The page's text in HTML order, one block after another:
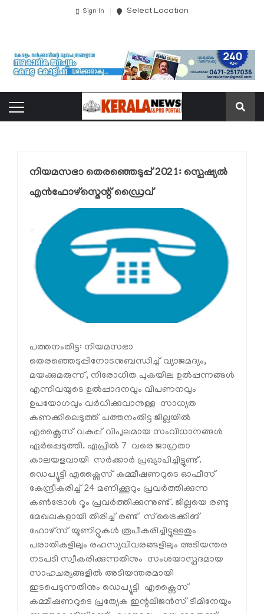
Sign In Select Location
നിയമസഭാ തെരഞ്ഞെടുപ്പ് 2021: സ്പെഷ്യല്‍
എന്‍ഫോഴ്സ്മെന്റ് ഡ്രൈവ്
പത്തനംതിട്ട: നിയമസഭാ
തെരഞ്ഞെടുപ്പിനോടനുബന്ധിച്ച് വ്യാജമദ്യം,
മയക്കുമരുന്ന്, നിരോധിത പുകയില ഉല്‍പ്പന്നങ്ങള്‍
എന്നിവയുടെ ഉല്‍പ്പാദനവും വിപണനവും
ഉപയോഗവും വര്‍ധിക്കുവാനുള്ള സാധ്യത
കണക്കിലെടുത്ത് പത്തനംതിട്ട ജില്ലയില്‍
എക്സൈസ് വകുപ്പ് വിപുലമായ സംവിധാനങ്ങള്‍
ഏര്‍പ്പെടുത്തി. ഏപ്രില്‍ 7 വരെ ജാഗ്രതാ
കാലയളവായി സര്‍ക്കാര്‍ പ്രഖ്യാപിച്ചിട്ടുണ്ട്.
ഡെപ്യൂട്ടി എക്സൈസ് കമ്മീഷണറുടെ ഓഫീസ്
കേന്ദ്രീകരിച്ച് 24 മണിക്കൂറും പ്രവര്‍ത്തിക്കുന്ന
കണ്‍ട്രോള്‍ റൂം പ്രവര്‍ത്തിക്കുന്നുണ്ട്. ജില്ലയെ രണ്ടു
മേഖലകളായി തിരിച്ച് രണ്ട് സ്ട്രൈക്കിങ്
ഫോഴ്സ് യൂണിറ്റുകള്‍ രൂപീകരിച്ചിട്ടുള്ളതും
പരാതികളിലും രഹസ്യവിവരങ്ങളിലും അടിയന്തര
നടപടി സ്വീകരിക്കുന്നതിനും സംശയാസ്പദമായ
സാഹചര്യങ്ങളില്‍ അടിയന്തരമായി
ഇടപെടുന്നതിനും ഡെപ്യൂട്ടി എക്സൈസ്
കമ്മീഷണറുടെ പ്രത്യേക ഇന്റലിജന്‍സ് ടീമിനേയും